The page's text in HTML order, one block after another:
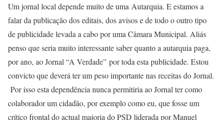
Um jornal local depende muito de uma Autarquia. E estamos a
falar da publicação dos editais, dos avisos e de todo o outro tipo
de publicidade levada a cabo por uma Câmara Municipal. Aliás
penso que seria muito interessante saber quanto a autarquia paga,
por ano, ao Jornal “A Verdade” por toda esta publicidade. Estou
convicto que deverá ter um peso importante nas receitas do Jornal.
Por isso esta dependência nunca permitiria ao Jornal ter como
colaborador um cidadão, por exemplo como eu, que fosse um
crítico frontal do actual maioria do PSD liderada por Manuel